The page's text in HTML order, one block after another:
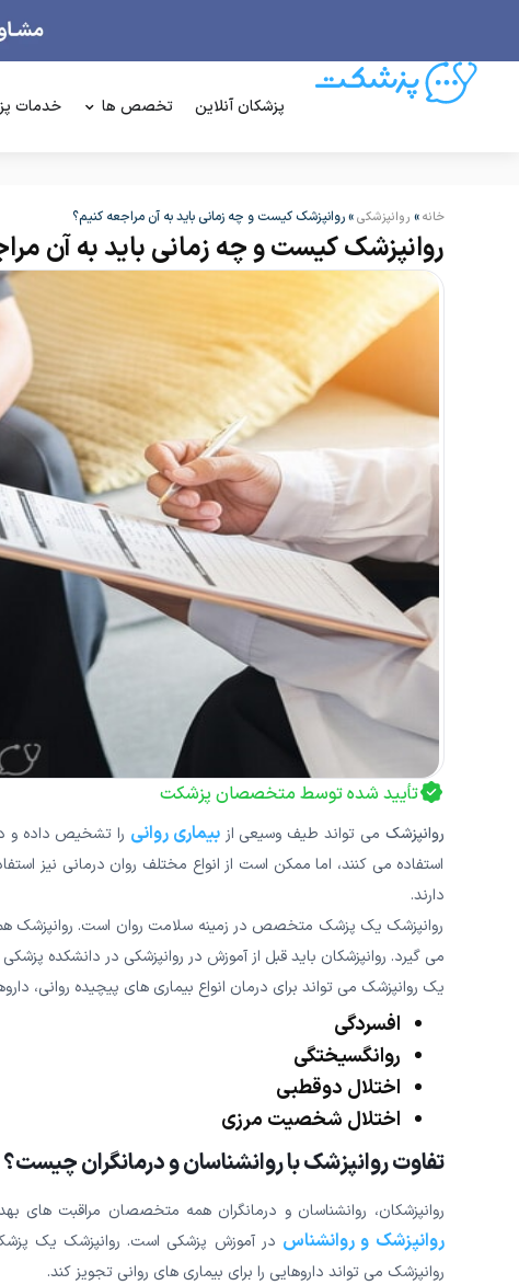
پزشکان آنلاین تخصص ها خدمات
خانه» روانپزشکی»روانپزشک کیست و چه زمانی باید به آن مراجعه کنیم؟
روانپزشک کیست و چه زمانی باید به آن
تأیید شده توسط متخصصان پزشکت
روانپزشک می تواند طیف وسیعی ازبیماری روانی را تشخیص داده و
استفاده می کنند، اما ممکن است از انواع مختلف روان درمانی نیز
دارند.
روانپزشک یک پزشک متخصص در زمینه سلامت روان است. روانپزشک هم
می گیرد. روانپزشکان باید قبل از آموزش در روانپزشکی در دانشکده پزشکی
یک روانپزشک می تواند برای درمان انواع بیماری های پیچیده روانی،
افسردگی
روانگسیختگی
اختلال دوقطبی
اختلال شخصیت مرزی
تفاوت روانپزشک با روانشناسان و درمانگران چیست؟
روانپزشکان، روانشناسان و درمانگران همه متخصصان مراقبت های
روانپزشک و روانشناس در آموزش پزشکی است. روانپزشک یک
روانپزشک می تواند داروهایی را برای بیماری های روانی تجویز کند.